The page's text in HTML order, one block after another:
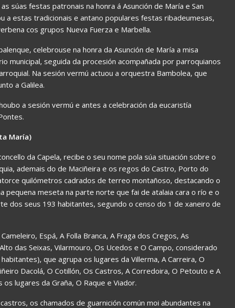
súas festas patronais na honra á Asunción de María e San
a estas tradicionais e antano populares festas ribadeumesas,
cos grupos Nueva Fuerza e Marbella.
celebrouse na honra da Asunción de María a misa
municipal, seguida da procesión acompañada por parroquianos
Na sesión vermú actuou a orquestra Bambolea, que
a Galilea.
a sesión vermú e antes a celebración da eucaristía
María)
da Capela, recibe o seu nome pola súa situación sobre o
ademais do de Maciñeira e os regos do Castro, Porto do
quilómetros cadrados de terreo montañoso, destacando o
pequena meseta na parte norte que fai de atalaia cara o río e o
dos seus 193 habitantes, segundo o censo do 1 de xaneiro de
Espá, A Folla Branca, A Fraga dos Cregos, As
das Seixas, Vilarmouro, Os Ucedos e O Campo, considerado
que agrupa os lugares da Villerma, A Carreira, O
Dacolá, O Cotillón, Os Castros, A Corredoira, O Petouto e A
lugares da Graña, O Raque e Viador.
os chamados de guarnición común moi abundantes na